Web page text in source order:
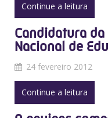
Continue a leitura
Candidatura da
Nacional de
24 fevereiro 2012
Continue a leitura